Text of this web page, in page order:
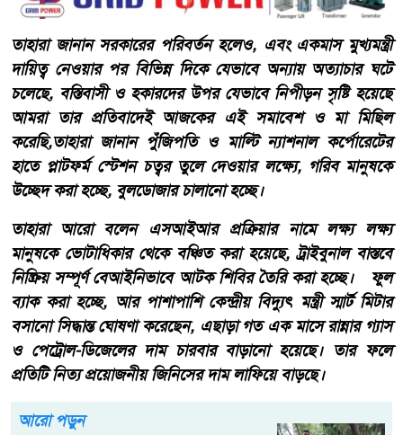
তাহারা জানান সরকারের পরিবর্তন হলেও, এবং একমাস মুখ্যমন্ত্রী
দায়িত্ব নেওয়ার পর বিভিন্ন দিকে যেভাবে অন্যায় অত্যাচার ঘটে
চলেছে, বস্তিবাসী ও হকারদের উপর যেভাবে নিপীড়ন সৃষ্টি হয়েছে
আমরা তার প্রতিবাদেই আজকের এই সমাবেশ ও মা মিছিল
করেছি,তাহারা জানান পুঁজিপতি ও মাল্টি ন্যাশনাল কর্পোরেটের
হাতে প্লাটফর্ম স্টেশন চত্বর তুলে দেওয়ার লক্ষ্যে, গরিব মানুষকে
উচ্ছেদ করা হচ্ছে, বুলডোজার চালানো হচ্ছে।
তাহারা আরো বলেন এসআইআর প্রক্রিয়ার নামে লক্ষ্য লক্ষ্য
মানুষকে ভোটাধিকার থেকে বঞ্চিত করা হয়েছে, ট্রাইবুনাল বাস্তবে
নিষ্ক্রিয় সম্পূর্ণ বেআইনিভাবে আটক শিবির তৈরি করা হচ্ছে। ফুল
ব্যাক‌ করা হচ্ছে, আর পাশাপাশি কেন্দ্রীয় বিদ্যুৎ মন্ত্রী স্মার্ট মিটার
বসানো সিদ্ধান্ত ঘোষণা করেছেন, এছাড়া গত এক মাসে রান্নার গ্যাস
ও পেট্রোল-ডিজেলের দাম চারবার বাড়ানো হয়েছে। তার ফলে
প্রতিটি নিত্য প্রয়োজনীয় জিনিসের দাম লাফিয়ে বাড়ছে।
আরো পড়ুন